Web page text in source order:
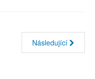
Následující